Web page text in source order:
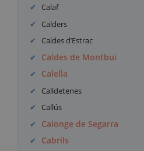
Calaf
Calders
Caldes d’Estrac
Caldes de Montbui
Calella
Calldetenes
Callús
Calonge de Segarra
Cabrils